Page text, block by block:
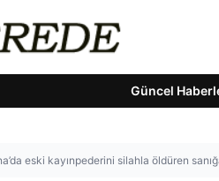
Güncel
eski kayınpederini silahla öldüren